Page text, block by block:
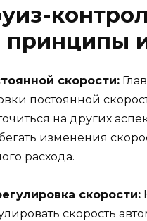
принципы
скорости:
постоянной
на других
изменения
расхода.
скорости:
скорость